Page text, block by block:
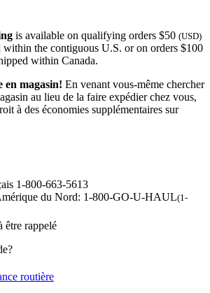
is available on qualifying orders $50 (USD)
within the contiguous U.S. or on orders $100
within Canada.
en magasin! En venant vous-même chercher
au lieu de la faire expédier chez vous,
à des économies supplémentaires sur
1-800-663-5613
du Nord: 1-800-GO-U-HAUL(1-
être rappelé
routière